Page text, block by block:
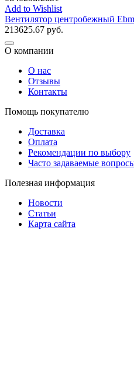
Add to Wishlist
Вентилятор центробежный
213625.67 руб.
О компании
О нас
Отзывы
Контакты
Помощь покупателю
Доставка
Оплата
Рекомендации по выбору
Часто задаваемые
Полезная информация
Новости
Статьи
Карта сайта